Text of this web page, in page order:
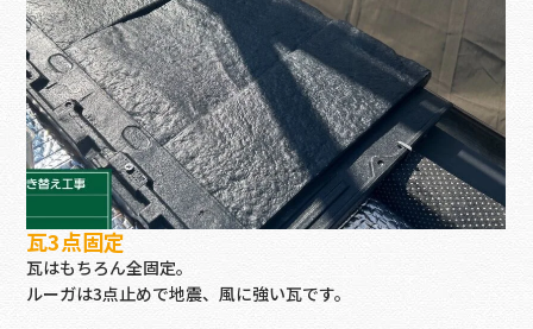
瓦3点固定
瓦はもちろん全固定。
ルーガは3点止めで地震、風に強い瓦です。